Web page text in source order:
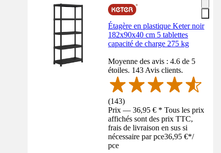
Étagère en plastique Keter noir
182x90x40 cm 5 tablettes
capacité de charge 275 kg
Moyenne des avis : 4.6 de 5
étoiles. 143 Avis clients.
(143)
Prix — 36,95 € * Tous les prix
affichés sont des prix TTC,
frais de livraison en sus si
nécessaire par pce36,95 €*/
pce